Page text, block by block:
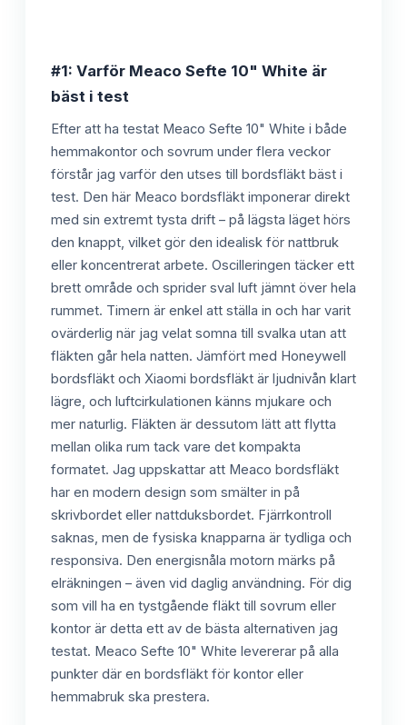
#1: Varför Meaco Sefte 10" White är
bäst i test
Efter att ha testat Meaco Sefte 10" White i både
hemmakontor och sovrum under flera veckor
förstår jag varför den utses till bordsfläkt bäst i
test. Den här Meaco bordsfläkt imponerar direkt
med sin extremt tysta drift – på lägsta läget hörs
den knappt, vilket gör den idealisk för nattbruk
eller koncentrerat arbete. Oscilleringen täcker ett
brett område och sprider sval luft jämnt över hela
rummet. Timern är enkel att ställa in och har varit
ovärderlig när jag velat somna till svalka utan att
fläkten går hela natten. Jämfört med Honeywell
bordsfläkt och Xiaomi bordsfläkt är ljudnivån klart
lägre, och luftcirkulationen känns mjukare och
mer naturlig. Fläkten är dessutom lätt att flytta
mellan olika rum tack vare det kompakta
formatet. Jag uppskattar att Meaco bordsfläkt
har en modern design som smälter in på
skrivbordet eller nattduksbordet. Fjärrkontroll
saknas, men de fysiska knapparna är tydliga och
responsiva. Den energisnåla motorn märks på
elräkningen – även vid daglig användning. För dig
som vill ha en tystgående fläkt till sovrum eller
kontor är detta ett av de bästa alternativen jag
testat. Meaco Sefte 10" White levererar på alla
punkter där en bordsfläkt för kontor eller
hemmabruk ska prestera.